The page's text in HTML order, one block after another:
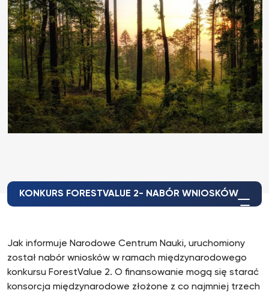
KONKURS FORESTVALUE 2- NABÓR WNIOSKÓW
Jak informuje Narodowe Centrum Nauki, uruchomiony
został nabór wniosków w ramach międzynarodowego
konkursu ForestValue 2. O finansowanie mogą się starać
konsorcja międzynarodowe złożone z co najmniej trzech